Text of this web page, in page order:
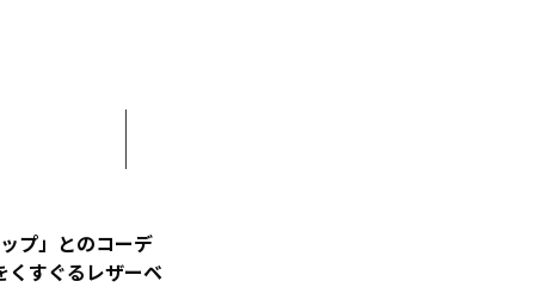
プ」とのコーデ
くすぐるレザーベ